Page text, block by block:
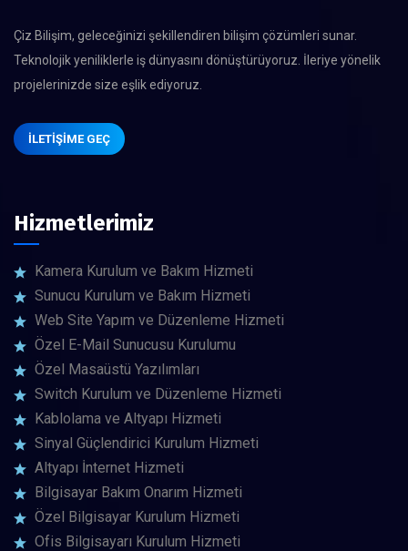
Çiz Bilişim, geleceğinizi şekillendiren bilişim çözümleri sunar.
Teknolojik yeniliklerle iş dünyasını dönüştürüyoruz. İleriye yönelik
projelerinizde size eşlik ediyoruz.
İLETIŞIME GEÇ
Hizmetlerimiz
Kamera Kurulum ve Bakım Hizmeti
Sunucu Kurulum ve Bakım Hizmeti
Web Site Yapım ve Düzenleme Hizmeti
Özel E-Mail Sunucusu Kurulumu
Özel Masaüstü Yazılımları
Switch Kurulum ve Düzenleme Hizmeti
Kablolama ve Altyapı Hizmeti
Sinyal Güçlendirici Kurulum Hizmeti
Altyapı İnternet Hizmeti
Bilgisayar Bakım Onarım Hizmeti
Özel Bilgisayar Kurulum Hizmeti
Ofis Bilgisayarı Kurulum Hizmeti